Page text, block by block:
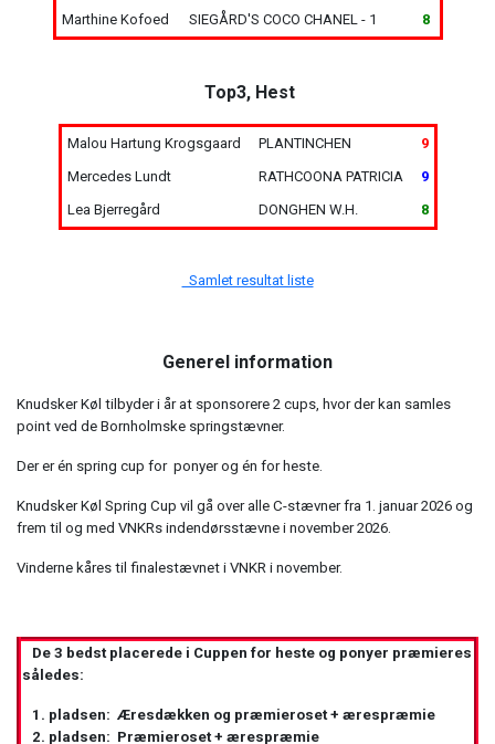
Marthine Kofoed
SIEGÅRD'S COCO CHANEL - 1 8
Top3, Hest
Malou Hartung Krogsgaard PLANTINCHEN
9
Mercedes Lundt
RATHCOONA PATRICIA
9
Lea Bjerregård
DONGHEN W.H. 8
Samlet resultat liste
Generel information
Knudsker Køl tilbyder i år at sponsorere 2 cups, hvor der kan samles
point ved de Bornholmske springstævner.
Der er én spring cup for ponyer og én for heste.
Knudsker Køl Spring Cup vil gå over alle C-stævner fra 1. januar 2026 og
frem til og med VNKRs indendørsstævne i november 2026.
Vinderne kåres til finalestævnet i VNKR i november.
De 3 bedst placerede i Cuppen for heste og ponyer præmieres
således:
1. pladsen: Æresdækken og præmieroset + ærespræmie
2. pladsen: Præmieroset + ærespræmie